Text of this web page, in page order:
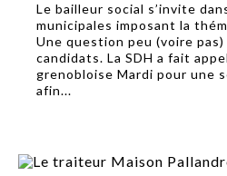
Le bailleur social s’invite
municipales imposant la
Une question peu (voire
candidats. La SDH a fait
grenobloise Mardi pour une
afin...